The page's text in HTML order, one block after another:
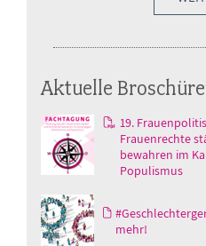
Aktuelle
19.
Frauenrechte
bewahren im
Populismus
mehr!